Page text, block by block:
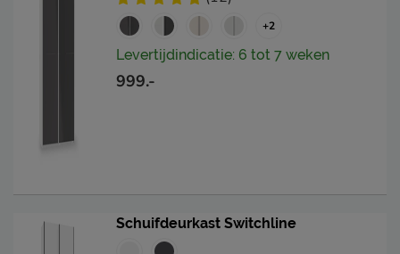
+2
Levertijdindicatie: 6 tot 7 weken
999.-
Schuifdeurkast Switchline